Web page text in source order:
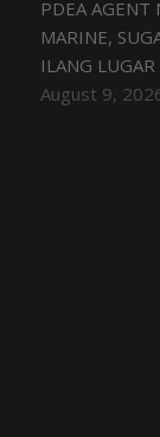
PDEA AGENT
MARINE,
ILANG
August 9,